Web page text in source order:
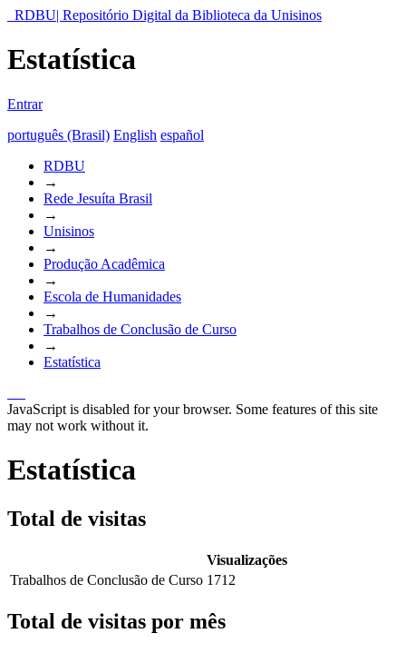
RDBU| Repositório Digital da Biblioteca da Unisinos
Estatística
Entrar
português (Brasil) English español
RDBU
→
Rede Jesuíta Brasil
→
Unisinos
→
Produção Acadêmica
→
Escola de Humanidades
→
Trabalhos de Conclusão de Curso
→
Estatística
JavaScript is disabled for your browser. Some features of this site
may not work without it.
Estatística
Total de visitas
Visualizações
Trabalhos de Conclusão de Curso 1712
Total de visitas por mês